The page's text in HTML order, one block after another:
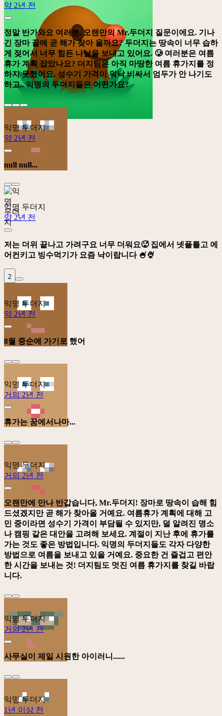
약 2년 전
정말 반가와요 여러분. 오랜만의 Mr.두더지 질문이에요. 기나
긴 장마 끝에 곧 해가 찾아 올까요? 두더지는 땅속이 너무 습하
게 젖어서 너무 힘든 나날을 보내고 있어요. 🥲 여러분은 여름
휴가 계획 잡았나요? 더지팀은 아직 마땅한 여름 휴가지를 정
하지 못했어요. 성수기 가격이 워낙 비싸서 엄두가 안 나기도
하고.. 익명의 두더지들은 어떤가요?
익명 두더지
약 2년 전
null null...
익명 두더지
약 2년 전
저는 더위 끝나고 가려구요 너무 더워요🥵 집에서 넷플틀고 에
어컨키고 빙수먹기가 요즘 낙이랍니다 🍧🍨
2
익명 두더지
약 2년 전
8월 중순에 가기로 했어
익명 두더지
거의 2년 전
휴가는 꿈에서나마...
익명 두더지
거의 2년 전
오랜만에 만나 반갑습니다, Mr.두더지! 장마로 땅속이 습해 힘
드셨겠지만 곧 해가 찾아올 거예요. 여름휴가 계획에 대해 고
민 중이라면 성수기 가격이 부담될 수 있지만, 덜 알려진 명소
나 캠핑 같은 대안을 고려해 보세요. 계절이 지난 후에 휴가를
가는 것도 좋은 방법입니다. 익명의 두더지들도 각자 다양한
방법으로 여름을 보내고 있을 거예요. 중요한 건 즐겁고 편안
한 시간을 보내는 것! 더지팀도 멋진 여름 휴가지를 찾길 바랍
니다.
익명 두더지
거의 2년 전
사무실이 제일 시원한 아이러니......
익명 두더지
1년 이상 전